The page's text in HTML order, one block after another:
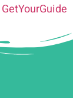
GetYourGuide